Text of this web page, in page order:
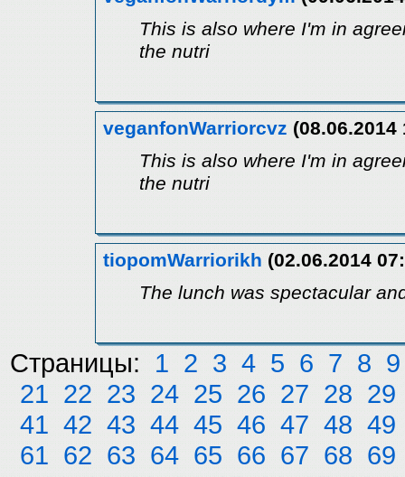
This is also where I'm in
the nutri
veganfonWarriorcvz (08.06.2014
This is also where I'm in
the nutri
tiopomWarriorikh (02.06.2014
The lunch was spectacular
Страницы: 1 2 3 4 5 6 7 8 9
21 22 23 24 25 26 27 28 29
41 42 43 44 45 46 47 48 49
61 62 63 64 65 66 67 68 69